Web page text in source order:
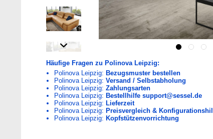
Häufige Fragen zu Polinova Leipzig:
Polinova Leipzig: Bezugsmuster bestellen
Polinova Leipzig: Versand / Selbstabholung
Polinova Leipzig: Zahlungsarten
Polinova Leipzig: Bestellhilfe support@sessel.de
Polinova Leipzig: Lieferzeit
Polinova Leipzig: Preisvergleich &
Polinova Leipzig: Kopfstützenvorrichtung